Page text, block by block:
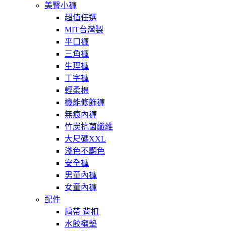
美臀小褲
超值任選
MIT台灣製
平口褲
三角褲
生理褲
丁字褲
輕柔棉
機能修飾褲
無痕內褲
竹炭抗菌纖維
大尺碼XXL
淺色不顯色
安全褲
男童內褲
女童內褲
配件
肩帶 背扣
水餃襯墊